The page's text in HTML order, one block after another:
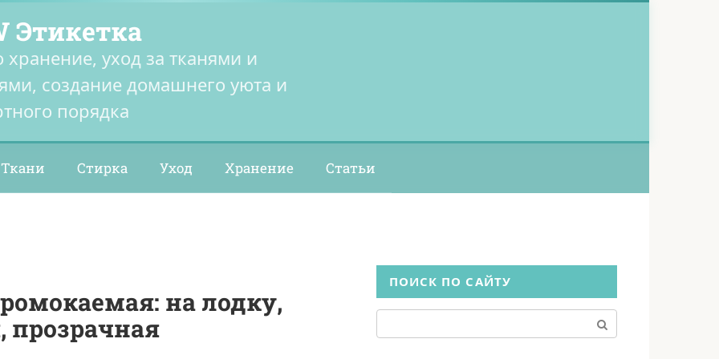
Этикетка
хранение, уход за тканями и
создание домашнего уюта и
порядка
Ткани Стирка Уход Хранение Статьи
на лодку,
прозрачная
ПОИСК ПО САЙТУ